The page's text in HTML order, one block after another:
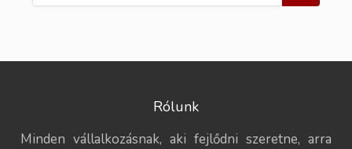
Rólunk
Minden vállalkozásnak, aki fejlődni szeretne, arra